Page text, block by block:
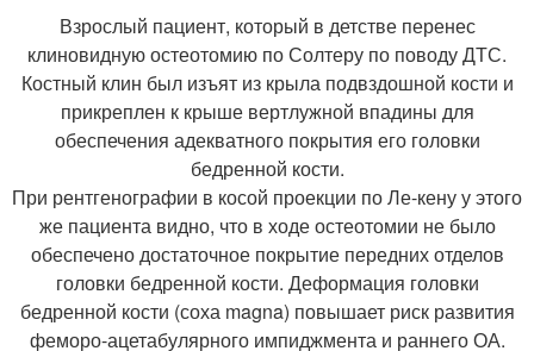
Взрослый пациент, который в детстве перенес
клиновидную остеотомию по Солтеру по поводу ДТС.
Костный клин был изъят из крыла подвздошной кости и
прикреплен к крыше вертлужной впадины для
обеспечения адекватного покрытия его головки
бедренной кости.
При рентгенографии в косой проекции по Ле-кену у этого
же пациента видно, что в ходе остеотомии не было
обеспечено достаточное покрытие передних отделов
головки бедренной кости. Деформация головки
бедренной кости (соха magna) повышает риск развития
феморо-ацетабулярного импиджмента и раннего ОА.